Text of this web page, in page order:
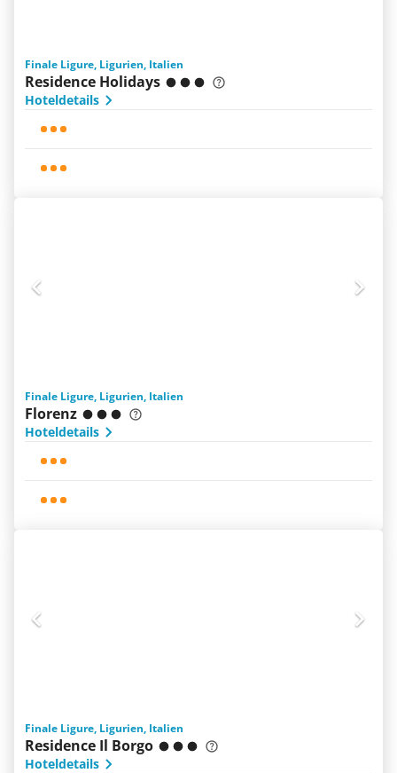
Finale Ligure, Ligurien, Italien
Residence Holidays
Hoteldetails
Finale Ligure, Ligurien, Italien
Florenz
Hoteldetails
Finale Ligure, Ligurien, Italien
Residence Il Borgo
Hoteldetails